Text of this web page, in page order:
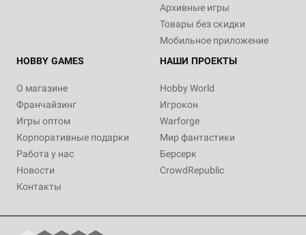
Архивные игры
Товары без скидки
Мобильное приложение
HOBBY GAMES
О магазине
Франчайзинг
Игры оптом
Корпоративные подарки
Работа у нас
Новости
Контакты
НАШИ ПРОЕКТЫ
Hobby World
Игрокон
Warforge
Мир фантастики
Берсерк
CrowdRepublic